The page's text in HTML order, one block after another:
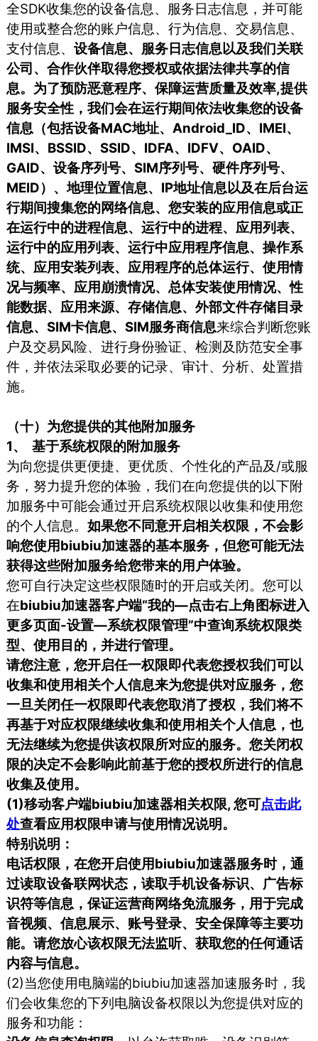
全SDK收集您的设备信息、服务日志信息，并可能
使用或整合您的账户信息、行为信息、交易信息、
支付信息、设备信息、服务日志信息以及我们关联
公司、合作伙伴取得您授权或依据法律共享的信
息。为了预防恶意程序、保障运营质量及效率,提供
服务安全性，我们会在运行期间依法收集您的设备
信息（包括设备MAC地址、Android_ID、IMEI、
IMSI、BSSID、SSID、IDFA、IDFV、OAID、
GAID、设备序列号、SIM序列号、硬件序列号、
MEID）、地理位置信息、IP地址信息以及在后台运
行期间搜集您的网络信息、您安装的应用信息或正
在运行中的进程信息、运行中的进程、应用列表、
运行中的应用列表、运行中应用程序信息、操作系
统、应用安装列表、应用程序的总体运行、使用情
况与频率、应用崩溃情况、总体安装使用情况、性
能数据、应用来源、存储信息、外部文件存储目录
信息、SIM卡信息、SIM服务商信息来综合判断您账
户及交易风险、进行身份验证、检测及防范安全事
件，并依法采取必要的记录、审计、分析、处置措
施。
（十）为您提供的其他附加服务
1、 基于系统权限的附加服务
为向您提供更便捷、更优质、个性化的产品及/或服
务，努力提升您的体验，我们在向您提供的以下附
加服务中可能会通过开启系统权限以收集和使用您
的个人信息。如果您不同意开启相关权限，不会影
响您使用biubiu加速器的基本服务，但您可能无法
获得这些附加服务给您带来的用户体验。
您可自行决定这些权限随时的开启或关闭。您可以
在biubiu加速器客户端“我的—点击右上角图标进入
更多页面-设置—系统权限管理”中查询系统权限类
型、使用目的，并进行管理。
请您注意，您开启任一权限即代表您授权我们可以
收集和使用相关个人信息来为您提供对应服务，您
一旦关闭任一权限即代表您取消了授权，我们将不
再基于对应权限继续收集和使用相关个人信息，也
无法继续为您提供该权限所对应的服务。您关闭权
限的决定不会影响此前基于您的授权所进行的信息
收集及使用。
(1)移动客户端biubiu加速器相关权限, 您可点击此
处查看应用权限申请与使用情况说明。
特别说明：
电话权限，在您开启使用biubiu加速器服务时，通
过读取设备联网状态，读取手机设备标识、广告标
识符等信息，保证运营商网络免流服务，用于完成
音视频、信息展示、账号登录、安全保障等主要功
能。请您放心该权限无法监听、获取您的任何通话
内容与信息。
(2)当您使用电脑端的biubiu加速器加速服务时，我
们会收集您的下列电脑设备权限以为您提供对应的
服务和功能：